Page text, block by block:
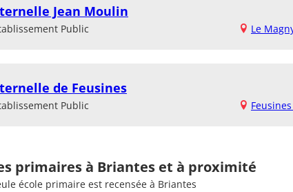
Jean Moulin
Public Le
de Feusines
Public
primaires à Briantes et à proximité
école primaire est recensée à Briantes